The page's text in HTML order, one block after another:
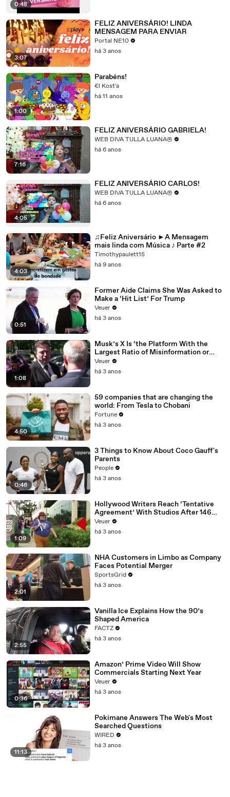
0:48
3:07
FELIZ ANIVERSÁRIO! LINDA
MENSAGEM PARA ENVIAR
Portal NE10
há 3 anos
1:00
Parabéns!
€l Kost'a
há 11 anos
7:16
FELIZ ANIVERSÁRIO GABRIELA!
WEB DIVA TULLA LUANA®
há 6 anos
4:05
FELIZ ANIVERSÁRIO CARLOS!
WEB DIVA TULLA LUANA®
há 6 anos
4:03
♫Feliz Aniversário ►A Mensagem
mais linda com Música ♪ Parte #2
Timothypaulett15
há 9 anos
0:51
Former Aide Claims She Was Asked to
Make a ‘Hit List’ For Trump
Veuer
há 3 anos
1:08
Musk’s X Is ‘the Platform With the
Largest Ratio of Misinformation or
Disinformation’ Amongst All Social
Media Platforms
Veuer
há 3 anos
4:50
59 companies that are changing the
world: From Tesla to Chobani
Fortune
há 3 anos
0:46
3 Things to Know About Coco Gauff's
Parents
People
há 3 anos
1:09
Hollywood Writers Reach ‘Tentative
Agreement’ With Studios After 146
Day Strike
Veuer
há 3 anos
2:01
NHA Customers in Limbo as Company
Faces Potential Merger
SportsGrid
há 3 anos
2:55
Vanilla Ice Explains How the 90’s
Shaped America
FACTZ
há 3 anos
0:36
Amazon’ Prime Video Will Show
Commercials Starting Next Year
Veuer
há 3 anos
11:13
Pokimane Answers The Web's Most
Searched Questions
WIRED
há 3 anos